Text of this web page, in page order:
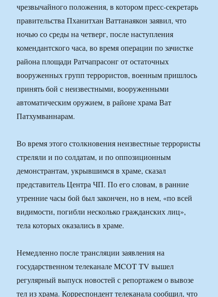
чрезвычайного положения, в котором пресс-секретарь
правительства Пханитхан Ваттанаякон заявил, что
ночью со среды на четверг, после наступления
комендантского часа, во время операции по зачистке
района площади Ратчапрасонг от остаточных
вооруженных групп террористов, военным пришлось
принять бой с неизвестными, вооруженными
автоматическим оружием, в районе храма Ват
Патхумваннарам.
Во время этого столкновения неизвестные террористы
стреляли и по солдатам, и по оппозиционным
демонстрантам, укрывшимся в храме, сказал
представитель Центра ЧП. По его словам, в ранние
утренние часы бой был закончен, но в нем, «по всей
видимости, погибли несколько гражданских лиц»,
тела которых оказались в храме.
Немедленно после трансляции заявления на
государственном телеканале MCOT TV вышел
регулярный выпуск новостей с репортажем о вывозе
тел из храма. Корреспондент телеканала сообщил, что